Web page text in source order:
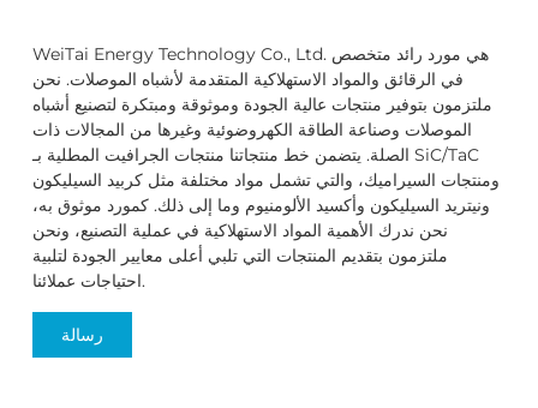
WeiTai Energy Technology Co., Ltd. هي مورد رائد متخصص
في الرقائق والمواد الاستهلاكية المتقدمة لأشباه الموصلات. نحن
ملتزمون بتوفير منتجات عالية الجودة وموثوقة ومبتكرة لتصنيع أشباه
الموصلات وصناعة الطاقة الكهروضوئية وغيرها من المجالات ذات
الصلة. يتضمن خط منتجاتنا منتجات الجرافيت المطلية بـ SiC/TaC
ومنتجات السيراميك، والتي تشمل مواد مختلفة مثل كربيد السيليكون
ونيتريد السيليكون وأكسيد الألومنيوم وما إلى ذلك. كمورد موثوق به،
نحن ندرك الأهمية المواد الاستهلاكية في عملية التصنيع، ونحن
ملتزمون بتقديم المنتجات التي تلبي أعلى معايير الجودة لتلبية
احتياجات عملائنا.
رسالة